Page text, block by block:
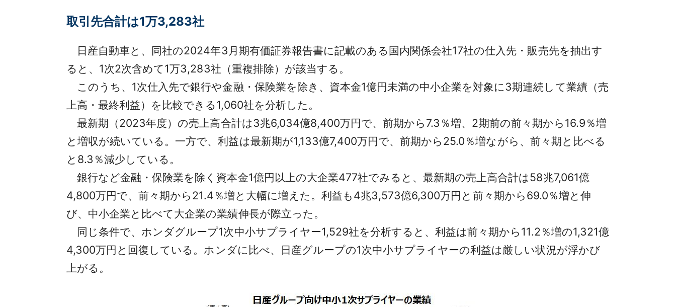
取引先合計は1万3,283社
日産自動車と、同社の2024年3月期有価証券報告書に記載のある国内関係会社17社の仕入先・販売先を抽出す
ると、1次2次含めて1万3,283社（重複排除）が該当する。
このうち、1次仕入先で銀行や金融・保険業を除き、資本金1億円未満の中小企業を対象に3期連続して業績（売
上高・最終利益）を比較できる1,060社を分析した。
最新期（2023年度）の売上高合計は3兆6,034億8,400万円で、前期から7.3％増、2期前の前々期から16.9％増
と増収が続いている。一方で、利益は最新期が1,133億7,400万円で、前期から25.0％増ながら、前々期と比べる
と8.3％減少している。
銀行など金融・保険業を除く資本金1億円以上の大企業477社でみると、最新期の売上高合計は58兆7,061億
4,800万円で、前々期から21.4％増と大幅に増えた。利益も4兆3,573億6,300万円と前々期から69.0％増と伸
び、中小企業と比べて大企業の業績伸長が際立った。
同じ条件で、ホンダグループ1次中小サプライヤー1,529社を分析すると、利益は前々期から11.2％増の1,321億
4,300万円と回復している。ホンダに比べ、日産グループの1次中小サプライヤーの利益は厳しい状況が浮かび
上がる。